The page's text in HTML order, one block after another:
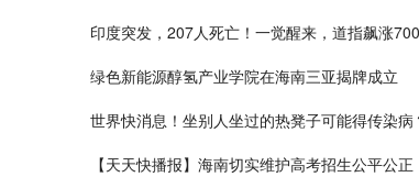
印度突发，207人死亡！一觉醒来，道指飙涨
绿色新能源醇氢产业学院在海南三亚揭牌成立
世界快消息！坐别人坐过的热凳子可能得传染
【天天快播报】海南切实维护高考招生公平公正